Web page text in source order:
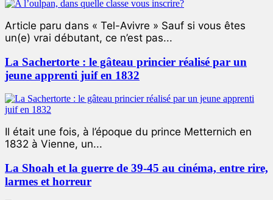
Article paru dans « Tel-Avivre » Sauf si vous êtes
un(e) vrai débutant, ce n’est pas...
La Sachertorte : le gâteau princier réalisé par un
jeune apprenti juif en 1832
Il était une fois, à l’époque du prince Metternich en
1832 à Vienne, un...
La Shoah et la guerre de 39-45 au cinéma, entre rire,
larmes et horreur